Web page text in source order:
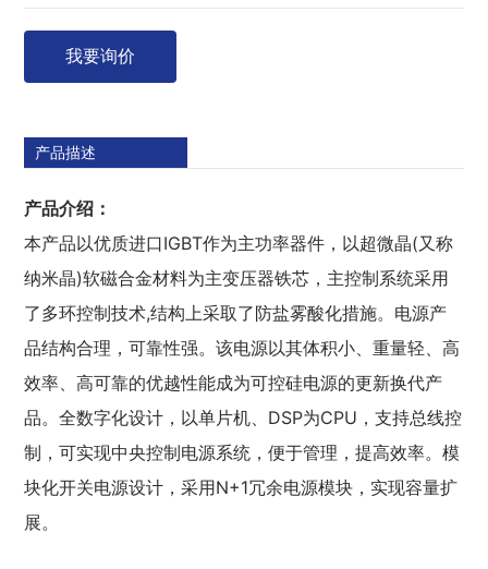
我要询价
产品描述
产品介绍：
本产品以优质进口IGBT作为主功率器件，以超微晶(又称
纳米晶)软磁合金材料为主变压器铁芯，主控制系统采用
了多环控制技术,结构上采取了防盐雾酸化措施。电源产
品结构合理，可靠性强。该电源以其体积小、重量轻、高
效率、高可靠的优越性能成为可控硅电源的更新换代产
品。全数字化设计，以单片机、DSP为CPU，支持总线控
制，可实现中央控制电源系统，便于管理，提高效率。模
块化开关电源设计，采用N+1冗余电源模块，实现容量扩
展。